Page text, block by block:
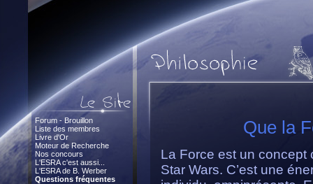
Forum - Brouillon
Liste des membres
Livre d'Or
Moteur de Recherche
Nos concours
L'ESRA c'est aussi...
L'ESRA de B. Werber
Questions fréquentes
Que la
La Force est un
Star Wars. C’est une